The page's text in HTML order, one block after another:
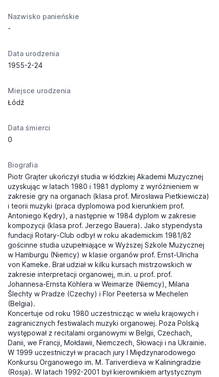
Nazwisko panieńskie
-
Data urodzenia
1955-2-24
Miejsce urodzenia
Łódź
Data śmierci
0
Biografia
Piotr Grajter ukończył studia w łódzkiej Akademii Muzycznej
uzyskując w latach 1980 i 1981 dyplomy z wyróżnieniem w
zakresie gry na organach (klasa prof. Mirosława Pietkiewicza)
i teorii muzyki (praca dyplomowa pod kierunkiem prof.
Antoniego Kędry), a następnie w 1984 dyplom w zakresie
kompozycji (klasa prof. Jerzego Bauera). Jako stypendysta
fundacji Rotary-Club odbył w roku akademickim 1981/82
gościnne studia uzupełniające w Wyższej Szkole Muzycznej
w Hamburgu (Niemcy) w klasie organów prof. Ernst-Ulricha
von Kameke. Brał udział w kilku kursach mistrzowskich w
zakresie interpretacji organowej, m.in. u prof. prof.
Johannesa-Ernsta Köhlera w Weimarze (Niemcy), Milana
Šlechty w Pradze (Czechy) i Flor Peetersa w Mechelen
(Belgia).
Koncertuje od roku 1980 uczestnicząc w wielu krajowych i
zagranicznych festiwalach muzyki organowej. Poza Polską
występował z recitalami organowymi w Belgii, Czechach,
Danii, we Francji, Mołdawii, Niemczech, Słowacji i na Ukrainie.
W 1999 uczestniczył w pracach jury I Międzynarodowego
Konkursu Organowego im. M. Tariverdieva w Kaliningradzie
(Rosja). W latach 1992-2001 był kierownikiem artystycznym